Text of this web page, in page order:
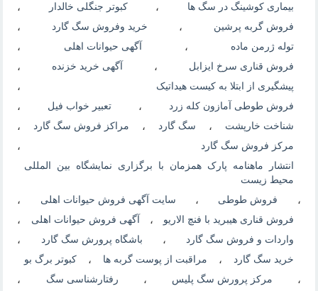
بیماری کوشینگ در سگ ها ، کبوتر جنگلی خالدار ،
فروش گربه پرشین ، خرید وفروش سگ گارد ،
توله ژرمن ماده ، آگهی حیوانات اهلی ،
فروش قناری سرخ ایزابل ، آگهی خرید خزنده ،
پیشگیری از ابتلا به کیست هیداتیک ،
فروش طوطی آمازون کله زرد ، تعبیر خواب فیل ،
شناخت خارپشت ، سگ گارد ، مراکز فروش سگ گارد ،
مرکز فروش سگ گارد ،
انتشار ماهنامه پارک همزمان با برگزاری نمایشگاه بین المللی
محیط زیست
، فروش طوطی ، سایت آگهی فروش حیوانات اهلی ،
فروش قناری هیبرید با فنچ الاریو ، آگهی فروش حیوانات اهلی ،
واردات و فروش سگ گارد ، باشگاه پرورش سگ گارد ،
خرید سگ گارد ، مراقبت از پوست گربه ها ، کبوتر برگ بو
، مرکز پرورش سگ پلیس ، رفتارشناسی سگ ،